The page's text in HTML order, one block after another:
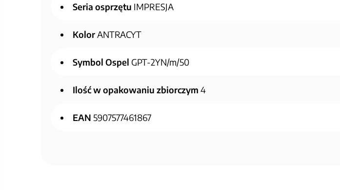
Seria osprzętu IMPRESJA
KolorANTRACYT
Symbol Ospel GPT-2YN/m/50
Ilość w opakowaniu zbiorczym 4
EAN 5907577461867